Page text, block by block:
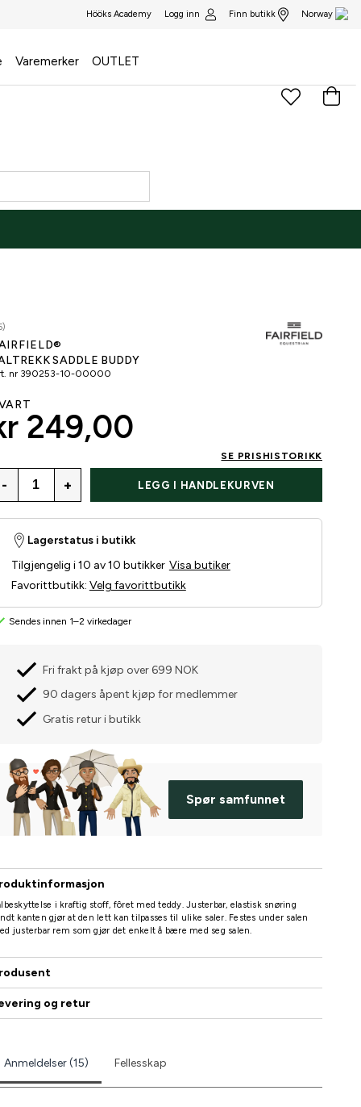
Hööks Academy Logg inn Finn butikk Norway
Varemerker OUTLET
SADDLE BUDDY
nr 390253-10-00000
249,00
SE PRISHISTORIKK
- + LEGG I HANDLEKURVEN
Sendes innen 1–2 virkedager
Lagerstatus i butikk
Tilgjengelig i 10 av 10 butikker Visa butiker
Favorittbutikk: Velg favorittbutikk
Fri frakt på kjøp over 699 NOK
90 dagers åpent kjøp for medlemmer
Gratis retur i butikk
Spør samfunnet
i kraftig stoff, fôret med teddy. Justerbar, elastisk snøring
kanten gjør at den lett kan tilpasses til ulike saler. Festes under salen
justerbar rem som gjør det enkelt å bære med seg salen.
og retur
Anmeldelser (15) Fellesskap